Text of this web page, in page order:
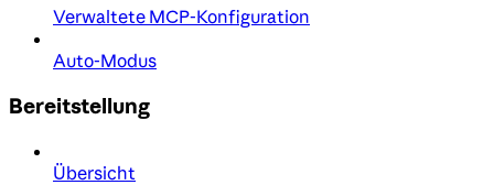
Verwaltete MCP-Konfiguration
Auto-Modus
Bereitstellung
Übersicht